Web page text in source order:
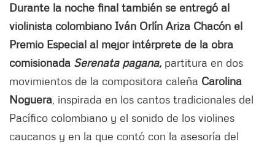
Durante la noche final también se entregó al
violinista colombiano Iván Orlín Ariza Chacón el
Premio Especial al mejor intérprete de la obra
comisionada Serenata pagana, partitura en dos
movimientos de la compositora caleña Carolina
Noguera , inspirada en los cantos tradicionales del
Pacífico colombiano y el sonido de los violines
caucanos y en la que contó con la asesoría del